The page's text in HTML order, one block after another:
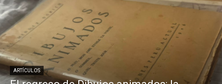
ARTÍCULOS